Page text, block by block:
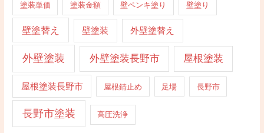
塗装単価 塗装金額 壁ペンキ塗り 壁塗り
壁塗替え 壁塗装 外壁塗替え
外壁塗装 外壁塗装長野市 屋根塗装
屋根塗装長野市 屋根錆止め 足場 長野市
長野市塗装 高圧洗浄